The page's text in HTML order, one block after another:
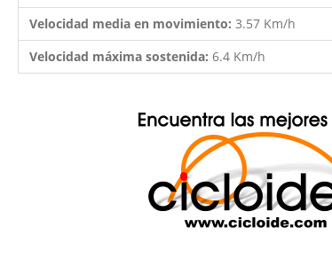
Velocidad media en movimiento: 3.57 Km/h
Velocidad máxima sostenida: 6.4 Km/h